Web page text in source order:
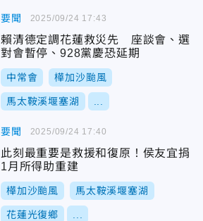
要聞
賴清德定調花蓮救災先 座談會、選
對會暫停、928黨慶恐延期
中常會 樺加沙颱風
馬太鞍溪堰塞湖
2025/09/24 17:43
要聞
此刻最重要是救援和復原！侯友宜捐
1月所得助重建
樺加沙颱風 馬太鞍溪堰塞湖
花蓮光復鄉
2025/09/24 17:40